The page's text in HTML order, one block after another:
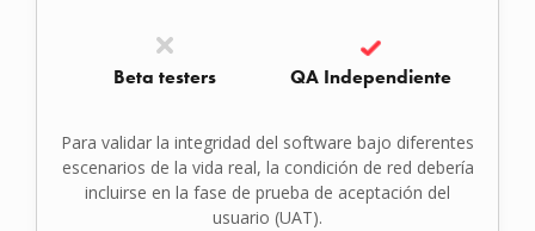
Para validar la integridad del software bajo diferentes
escenarios de la vida real, la condición de red debería
incluirse en la fase de prueba de aceptación del
usuario (UAT).
Beta testers QA Independiente